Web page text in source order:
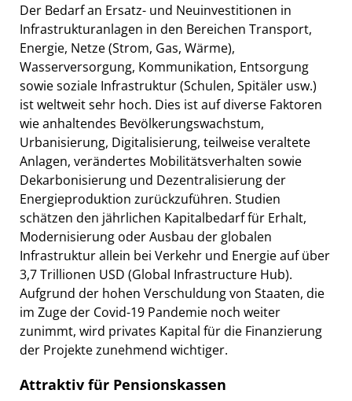
Der Bedarf an Ersatz- und Neuinvestitionen in
Infrastrukturanlagen in den Bereichen Transport,
Energie, Netze (Strom, Gas, Wärme),
Wasserversorgung, Kommunikation, Entsorgung
sowie soziale Infrastruktur (Schulen, Spitäler usw.)
ist weltweit sehr hoch. Dies ist auf diverse Faktoren
wie anhaltendes Bevölkerungswachstum,
Urbanisierung, Digitalisierung, teilweise veraltete
Anlagen, verändertes Mobilitätsverhalten sowie
Dekarbonisierung und Dezentralisierung der
Energieproduktion zurückzuführen. Studien
schätzen den jährlichen Kapitalbedarf für Erhalt,
Modernisierung oder Ausbau der globalen
Infrastruktur allein bei Verkehr und Energie auf über
3,7 Trillionen USD (Global Infrastructure Hub).
Aufgrund der hohen Verschuldung von Staaten, die
im Zuge der Covid-19 Pandemie noch weiter
zunimmt, wird privates Kapital für die Finanzierung
der Projekte zunehmend wichtiger.
Attraktiv für Pensionskassen